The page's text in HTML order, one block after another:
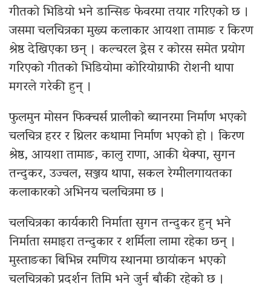
गीतको भिडियो भने डान्सिङ फेवरमा तयार गरिएको छ ।
जसमा चलचित्रका मुख्य कलाकार आयशा तामाङ र किरण
श्रेष्ठ देखिएका छन् । कल्चरल ड्रेस र कोरस समेत प्रयोग
गरिएको गीतको भिडियोमा कोरियोग्राफी रोशनी थापा
मगरले गरेकी हुन् ।
फुलमुन मोसन फिक्चर्स प्रालीको ब्यानरमा निर्माण भएको
चलचित्र हरर र थ्रिलर कथामा निर्माण भएको हो । किरण
श्रेष्ठ, आयशा तामाङ, कालु राणा, आकी थेक्पा, सुगन
तन्दुकर, उज्वल, सञ्जय थापा, सकल रेग्मीलगायतका
कलाकारको अभिनय चलचित्रमा छ ।
चलचित्रका कार्यकारी निर्माता सुगन तन्दुकर हुन् भने
निर्माता समाइरा तन्दुकार र शर्मिला लामा रहेका छन् ।
मुस्ताङका बिभिन्न रमणिय स्थानमा छायांकन भएको
चलचित्रको प्रदर्शन तिमि भने जुर्न बाँकी रहेको छ ।